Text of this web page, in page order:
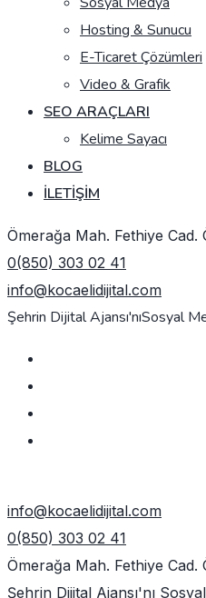
Hosting & Sunucu
E-Ticaret Çözümleri
Video & Grafik
SEO ARAÇLARI
Kelime Sayacı
BLOG
İLETIŞIM
Ömerağa Mah. Fethiye Cad.
0(850) 303 02 41
info@kocaelidijital.com
Şehrin Dijital Ajansı'nıSosyal
info@kocaelidijital.com
0(850) 303 02 41
Ömerağa Mah. Fethiye Cad.
Şehrin Dijital Ajansı'nı